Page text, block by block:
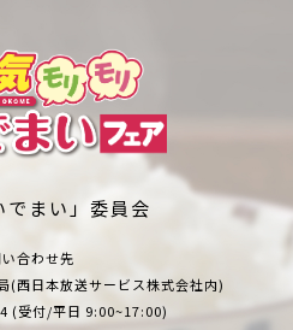
まい」委員会
合わせ先
(西日本放送サービス株式会社内)
(受付/平日 9:00~17:00)